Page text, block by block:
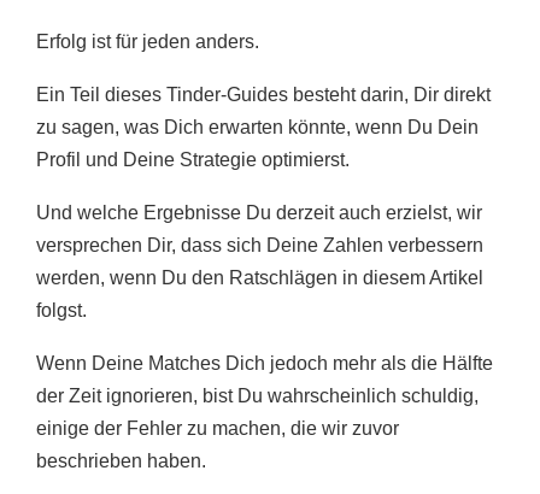
Erfolg ist für jeden anders.
Ein Teil dieses Tinder-Guides besteht darin, Dir direkt
zu sagen, was Dich erwarten könnte, wenn Du Dein
Profil und Deine Strategie optimierst.
Und welche Ergebnisse Du derzeit auch erzielst, wir
versprechen Dir, dass sich Deine Zahlen verbessern
werden, wenn Du den Ratschlägen in diesem Artikel
folgst.
Wenn Deine Matches Dich jedoch mehr als die Hälfte
der Zeit ignorieren, bist Du wahrscheinlich schuldig,
einige der Fehler zu machen, die wir zuvor
beschrieben haben.